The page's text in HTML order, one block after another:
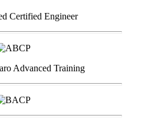
Certified Engineer
Advanced Training